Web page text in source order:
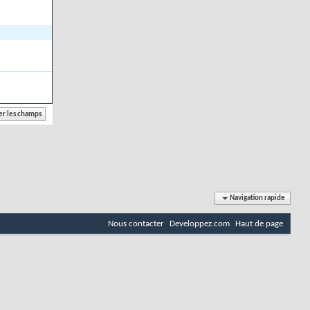
Navigation rapide
Nous contacter Developpez.com Haut de page